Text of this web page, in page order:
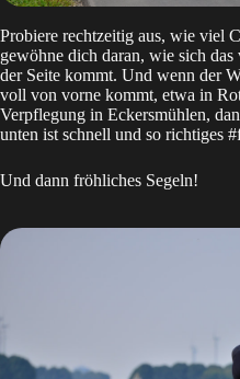
Probiere rechtzeitig aus, wie viel
gewöhne dich daran, wie sich
der Seite kommt. Und wenn der
voll von vorne kommt, etwa in
Verpflegung in Eckersmühlen,
unten ist schnell und so richtiges
Und dann fröhliches Segeln!